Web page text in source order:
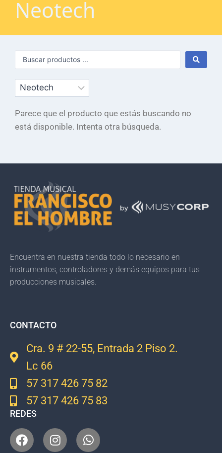
Neotech
Parece que el producto que estás buscando no
está disponible. Intenta otra búsqueda.
Encuentra en nuestra tienda todo lo necesario en
instrumentos, controladores y demás equipos para tus
producciones musicales.
CONTACTO
Cra. 9 # 22-55, Entrada 2 Piso 2.
Lc 66
57 317 426 75 82
57 317 426 75 83
REDES